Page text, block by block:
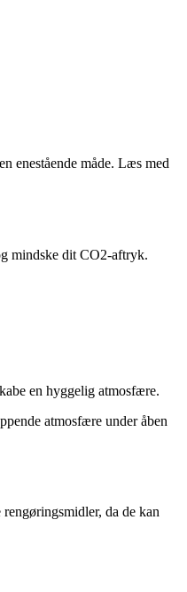
enestående måde. Læs med
mindske dit CO2-aftryk.
en hyggelig atmosfære.
atmosfære under åben
da de kan